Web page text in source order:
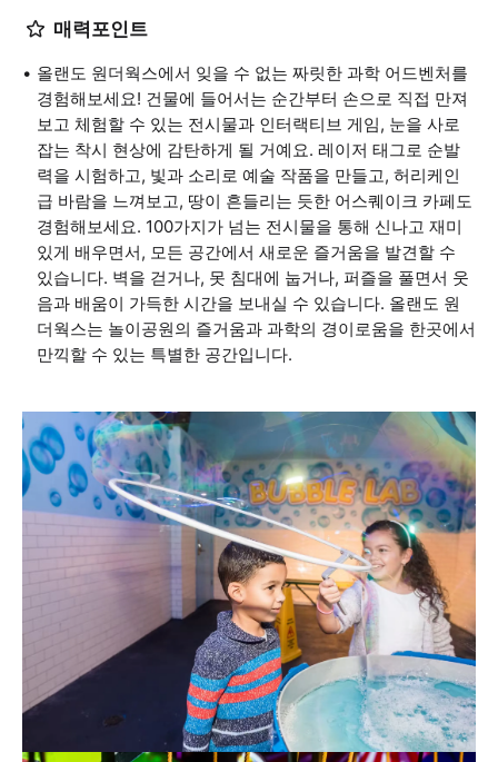
매력포인트
올랜도 원더웍스에서 잊을 수 없는 짜릿한 과학 어드벤처를
경험해보세요! 건물에 들어서는 순간부터 손으로 직접 만져
보고 체험할 수 있는 전시물과 인터랙티브 게임, 눈을 사로
잡는 착시 현상에 감탄하게 될 거예요. 레이저 태그로 순발
력을 시험하고, 빛과 소리로 예술 작품을 만들고, 허리케인
급 바람을 느껴보고, 땅이 흔들리는 듯한 어스퀘이크 카페도
경험해보세요. 100가지가 넘는 전시물을 통해 신나고 재미
있게 배우면서, 모든 공간에서 새로운 즐거움을 발견할 수
있습니다. 벽을 걷거나, 못 침대에 눕거나, 퍼즐을 풀면서 웃
음과 배움이 가득한 시간을 보내실 수 있습니다. 올랜도 원
더웍스는 놀이공원의 즐거움과 과학의 경이로움을 한곳에서
만끽할 수 있는 특별한 공간입니다.